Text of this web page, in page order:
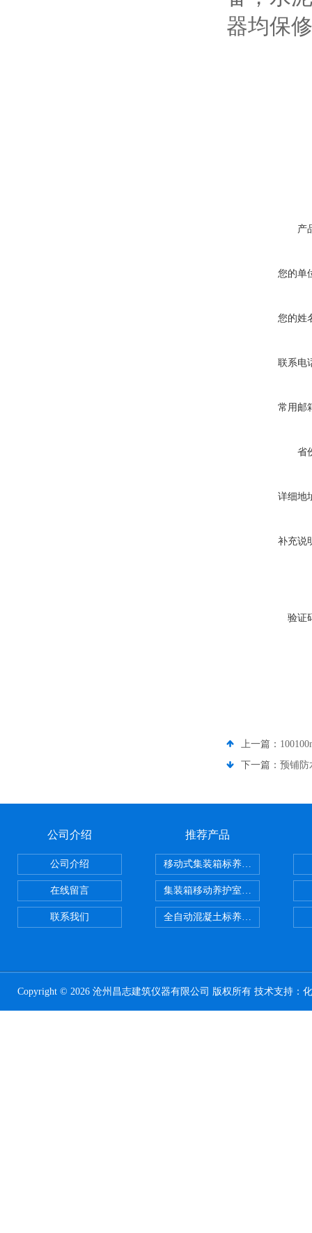
器均保
产
您的单
您的姓
联系电
常用邮
省
详细地
补充说
验证
上一篇：
下一篇： 预铺防
公司介绍
公司介绍
在线留言
联系我们
推荐产品
移动式集装箱标养室 养护室设备
集装箱移动养护室 标养室
全自动混凝土标养室恒温恒湿设备
Copyright © 2026 沧州昌志建筑仪器有限公司 版权所有 技术支持：